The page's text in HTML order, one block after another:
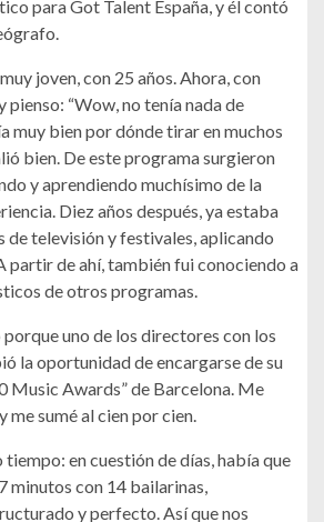
para Got Talent España, y él contó
joven, con 25 años. Ahora, con
pienso: “Wow, no tenía nada de
muy bien por dónde tirar en muchos
bien. De este programa surgieron
y aprendiendo muchísimo de la
Diez años después, ya estaba
televisión y festivales, aplicando
partir de ahí, también fui conociendo a
de otros programas.
uno de los directores con los
la oportunidad de encargarse de su
Music Awards” de Barcelona. Me
sumé al cien por cien.
tiempo: en cuestión de días, había que
minutos con 14 bailarinas,
y perfecto. Así que nos